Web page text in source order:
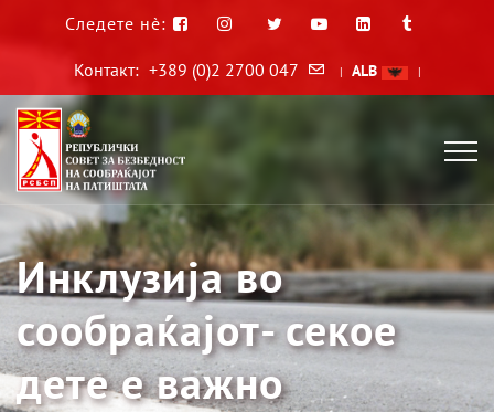
Следете нè:
Контакт: +389 (0)2 2700 047 | ALB |
Инклузија во
сообраќајот- секое
дете е важно